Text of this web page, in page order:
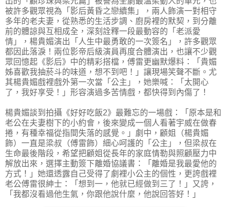
被許多觀眾視為「影后黃昏之戀續集」，兩人飾演一對相守
多年的老夫妻，從熟悉的生活步調、廚房裡的默契，到分離
前的體諒與互相成全，深刻詮釋一段最動容的「老派愛
情」，楊貴媚演出「人生中最勇敢的一次簽名」，許多觀眾
都因此落淚！兩位影帝后級演員再度合體演出，也讓不少觀
眾回憶起《影后》中的精彩搭檔，傅雷更幽默爆料：「貴媚
姊喜歡我抽菸斗的味道，想不到吧！」讓現場笑聲不斷。尤
其楊貴媚戲裡戲外第一次當「公主」，她樂喊：「太開心
了，我好享受！」形容演過多苦情戲，都快得到內傷了！
楊貴媚談到拍攝《好好吃飯2》最難忘的一場戲：「原本是和
老公在夫妻樹下的小約會，後來變成一個人看著宇威在做春
捲，有種幸福從指間失落的感覺。」劇中，顧姐（楊貴媚
飾）一直是梁叔（傅雷飾）細心呵護的「公主」，但梁叔在
生命最後階段，希望把顧姐從長年的家庭情勒與照顧壓力中
解放出來，選擇主動簽下離婚協議書：「離婚是我最愛他的
方式！」她還透露自己受得了劇裡小公主的個性，更誇戲裡
老公傅雷很紳士：「想到一，他就已經做到三了！」又誇，
「我都沒看過他生氣，你跟他說什麼，他說回答好！」